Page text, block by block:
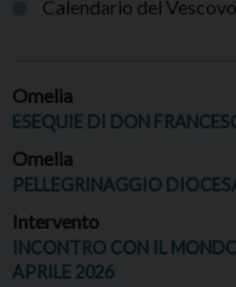
Calendario del Vescovo
Omelia
ESEQUIE DI DON
Omelia
PELLEGRINAGGIO
Intervento
INCONTRO CON IL
APRILE 2026